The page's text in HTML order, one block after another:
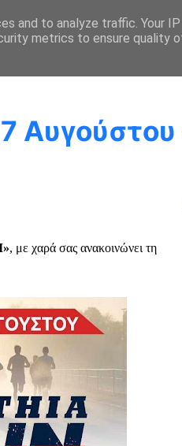
ΑΠΟΤΕΛΕΣΜΑΤΑ
, με χαρά σας ανακοινώνει τη
and to analyze traffic. Your
metrics to ensure quality